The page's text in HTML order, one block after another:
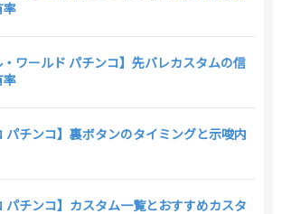
率
・ワールド パチンコ】先バレカスタムの信
率
パチンコ】裏ボタンのタイミングと示唆内
パチンコ】カスタム一覧とおすすめカスタ